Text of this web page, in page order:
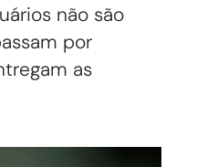
não são
por
as